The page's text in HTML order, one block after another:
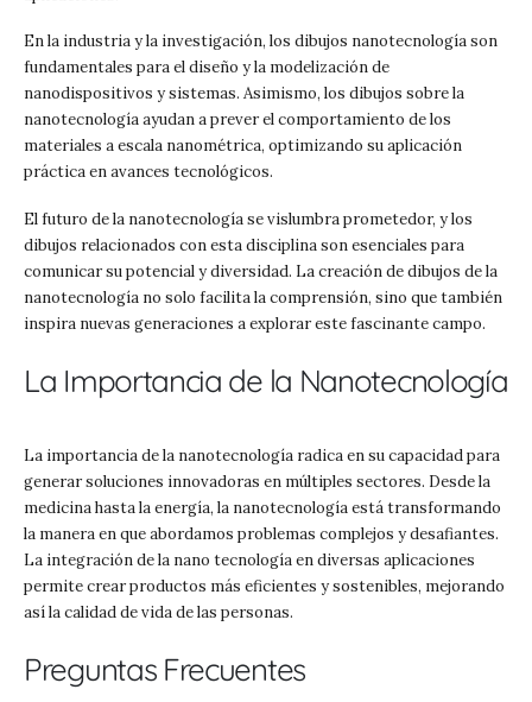
En la industria y la investigación, los dibujos nanotecnología son
fundamentales para el diseño y la modelización de
nanodispositivos y sistemas. Asimismo, los dibujos sobre la
nanotecnología ayudan a prever el comportamiento de los
materiales a escala nanométrica, optimizando su aplicación
práctica en avances tecnológicos.
El futuro de la nanotecnología se vislumbra prometedor, y los
dibujos relacionados con esta disciplina son esenciales para
comunicar su potencial y diversidad. La creación de dibujos de la
nanotecnología no solo facilita la comprensión, sino que también
inspira nuevas generaciones a explorar este fascinante campo.
La Importancia de la Nanotecnología
La importancia de la nanotecnología radica en su capacidad para
generar soluciones innovadoras en múltiples sectores. Desde la
medicina hasta la energía, la nanotecnología está transformando
la manera en que abordamos problemas complejos y desafiantes.
La integración de la nano tecnología en diversas aplicaciones
permite crear productos más eficientes y sostenibles, mejorando
así la calidad de vida de las personas.
Preguntas Frecuentes